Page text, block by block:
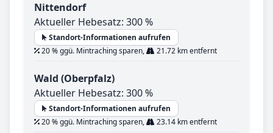
Nittendorf
Aktueller Hebesatz: 300 %
Standort-Informationen aufrufen
20 % ggü. Mintraching sparen,
21.72 km entfernt
Wald (Oberpfalz)
Aktueller Hebesatz: 300 %
Standort-Informationen aufrufen
20 % ggü. Mintraching sparen,
23.14 km entfernt